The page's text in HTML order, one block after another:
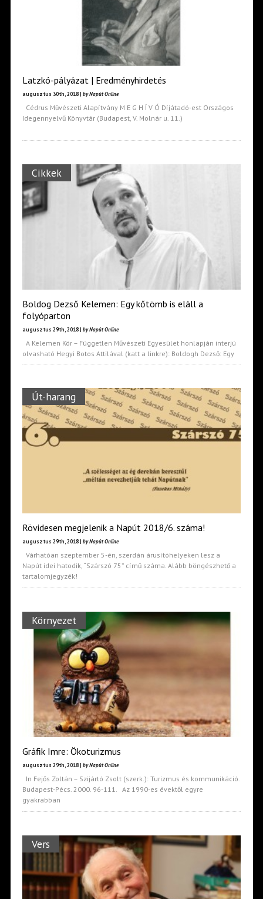
Latzkó-pályázat | Eredményhirdetés
augusztus 30th, 2018 | by Napút Online
Cédrus Művészeti Alapítvány M E G H Í V Ó Díjátadó-est Országos
Idegennyelvű Könyvtár (Budapest, V. Molnár u. 11.)
Cikkek
Boldog Dezső Kelemen: Egy kőtömb is eláll a
folyóparton
augusztus 29th, 2018 | by Napút Online
A Kelemen Kör – Független Művészeti Egyesület honlapján interjú
olvasható Hegyi Botos Attilával (katt a linkre): Boldogh Dezső: Egy
Út-harang
Rövidesen megjelenik a Napút 2018/6. száma!
augusztus 29th, 2018 | by Napút Online
Várhatóan szeptember 5-én, szerdán árusítóhelyeken lesz a
Napút idei hatodik, “Szárszó 75” című száma. Alább böngészhető a
tartalomjegyzék!
Környezet
Gráfik Imre: Ökoturizmus
augusztus 29th, 2018 | by Napút Online
In Fejős Zoltán – Szijártó Zsolt (szerk.): Turizmus és kommunikáció.
Budapest-Pécs. 2000. 96-111. Az 1990-es évektől egyre
gyakrabban
Vers